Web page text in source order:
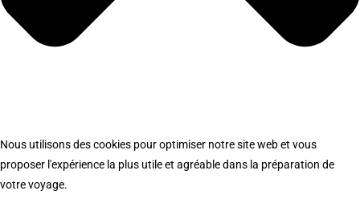
Nous utilisons des cookies pour optimiser notre site web et vous
proposer l'expérience la plus utile et agréable dans la préparation de
votre voyage.